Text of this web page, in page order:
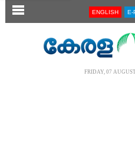
SECTIONS ENGLISH E-
FRIDAY, 07